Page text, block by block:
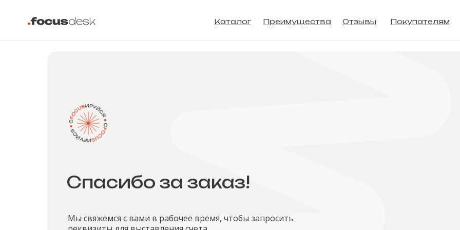
Каталог Преимущества Отзывы Покупателям
Мы свяжемся с вами в рабочее время, чтобы запросить
Спасибо за заказ!